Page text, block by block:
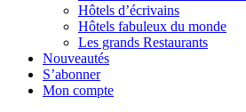
Hôtels d’écrivains
Hôtels fabuleux du monde
Les grands Restaurants
Nouveautés
S’abonner
Mon compte